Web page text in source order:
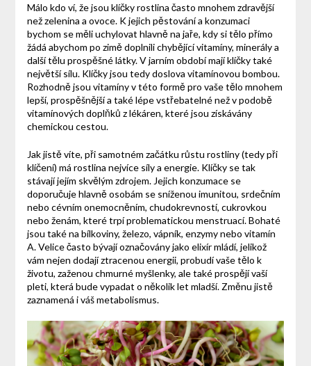
Málo kdo ví, že jsou klíčky rostlina často mnohem zdravější
než zelenina a ovoce. K jejich pěstování a konzumaci
bychom se měli uchylovat hlavně na jaře, kdy si tělo přímo
žádá abychom po zimě doplnili chybějící vitamíny, minerály a
další tělu prospěšné látky. V jarním období mají klíčky také
největší sílu. Klíčky jsou tedy doslova vitamínovou bombou.
Rozhodně jsou vitamíny v této formě pro vaše tělo mnohem
lepší, prospěšnější a také lépe vstřebatelné než v podobě
vitamínových doplňků z lékáren, které jsou získávány
chemickou cestou.
Jak jistě víte, při samotném začátku růstu rostliny (tedy při
klíčení) má rostlina nejvíce síly a energie. Klíčky se tak
stávají jejím skvělým zdrojem. Jejich konzumace se
doporučuje hlavně osobám se sníženou imunitou, srdečním
nebo cévním onemocněním, chudokrevností, cukrovkou
nebo ženám, které trpí problematickou menstruací. Bohaté
jsou také na bílkoviny, železo, vápník, enzymy nebo vitamín
A. Velice často bývají označovány jako elixír mládí, jelikož
vám nejen dodají ztracenou energii, probudí vaše tělo k
životu, zaženou chmurné myšlenky, ale také prospějí vaší
pleti, která bude vypadat o několik let mladší. Změnu jistě
zaznamená i váš metabolismus.